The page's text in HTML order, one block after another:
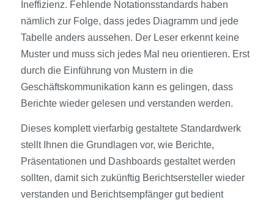
Ineffizienz. Fehlende Notationsstandards haben
nämlich zur Folge, dass jedes Diagramm und jede
Tabelle anders aussehen. Der Leser erkennt keine
Muster und muss sich jedes Mal neu orientieren. Erst
durch die Einführung von Mustern in die
Geschäftskommunikation kann es gelingen, dass
Berichte wieder gelesen und verstanden werden.
Dieses komplett vierfarbig gestaltete Standardwerk
stellt Ihnen die Grundlagen vor, wie Berichte,
Präsentationen und Dashboards gestaltet werden
sollten, damit sich zukünftig Berichtsersteller wieder
verstanden und Berichtsempfänger gut bedient